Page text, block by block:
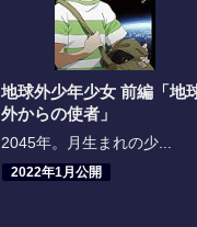
地球外少年少女 前編「地
外からの使者」
2045年。月生まれの少...
2022年1月公開